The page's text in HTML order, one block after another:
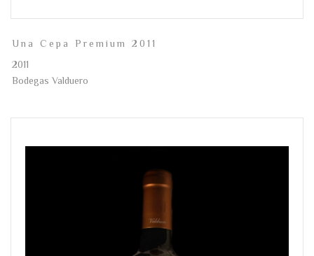
Una Cepa Premium 2011
2011
Bodegas Valduero